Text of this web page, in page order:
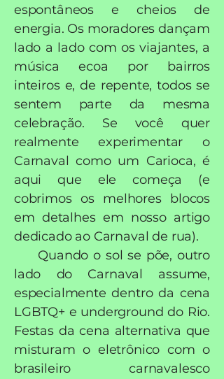
espontâneos e cheios de
energia. Os moradores dançam
lado a lado com os viajantes, a
música ecoa por bairros
inteiros e, de repente, todos se
sentem parte da mesma
celebração. Se você quer
realmente experimentar o
Carnaval como um Carioca, é
aqui que ele começa (e
cobrimos os melhores blocos
em detalhes em nosso artigo
dedicado ao Carnaval de rua).
Quando o sol se põe, outro
lado do Carnaval assume,
especialmente dentro da cena
LGBTQ+ e underground do Rio.
Festas da cena alternativa que
misturam o eletrônico com o
brasileiro carnavalesco